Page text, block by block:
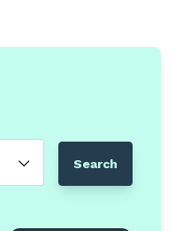
Search